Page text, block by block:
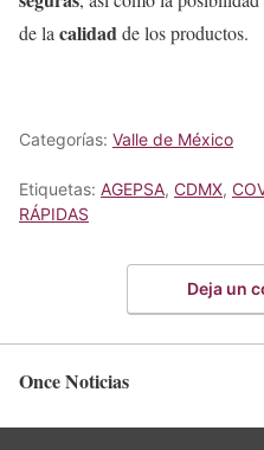
de la calidadde los productos.
Categorías: Valle de México
Etiquetas: AGEPSA, CDMX,
RÁPIDAS
Deja un
Once Noticias